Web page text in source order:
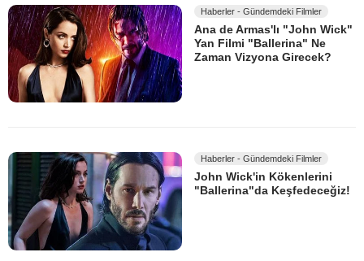
Haberler - Gündemdeki Filmler
Ana de Armas'lı "John Wick"
Yan Filmi "Ballerina" Ne
Zaman Vizyona Girecek?
Haberler - Gündemdeki Filmler
John Wick'in Kökenlerini
"Ballerina"da Keşfedeceğiz!